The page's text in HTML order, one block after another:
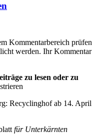
Kommentarbereich prüfen
werden. Ihr Kommentar
zu lesen oder zu
Recyclinghof ab 14. April
für Unterkärnten